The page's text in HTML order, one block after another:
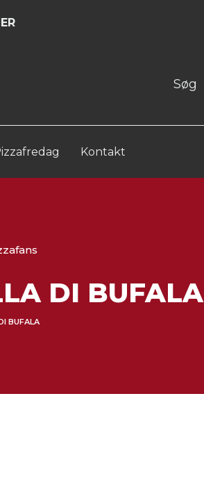
Kontakt
DI BUFALA
BUFALA